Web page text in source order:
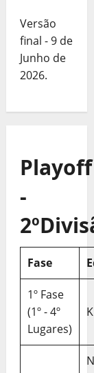
Versão
final - 9 de
Junho de
2026.
Playoff
-
Fase
1º Fase
(1º - 4º
Lugares)